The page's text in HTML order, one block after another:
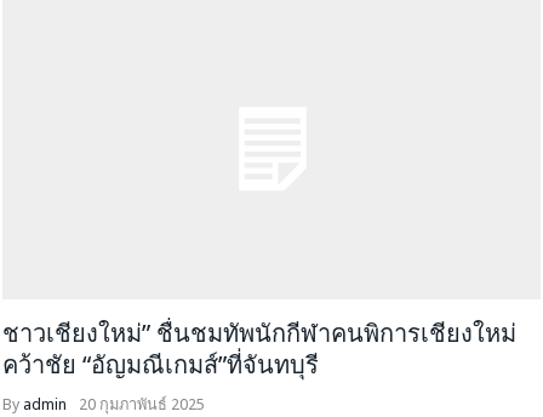
ชาวเชียงใหม่” ชื่นชมทัพนักกีฬาคนพิการเชียงใหม่
คว้าชัย “อัญมณีเกมส์”ที่จันทบุรี
By admin 20 กุมภาพันธ์ 2025